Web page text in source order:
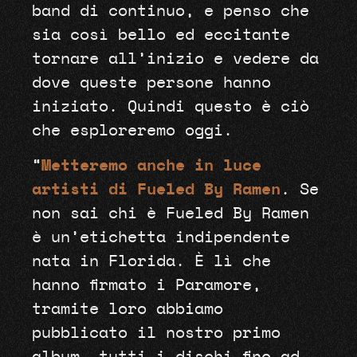
band di continuo, e penso che
sia così bello ed eccitante
tornare all’inizio e vedere da
dove queste persone hanno
iniziato. Quindi questo è ciò
che esploreremo oggi.
“ Metteremo anche in luce
artisti di Fueled By Ramen . Se
non sai chi è Fueled By Ramen
è un’etichetta indipendente
nata in Florida. È lì che
hanno firmato i Paramore,
tramite loro abbiamo
pubblicato il nostro primo